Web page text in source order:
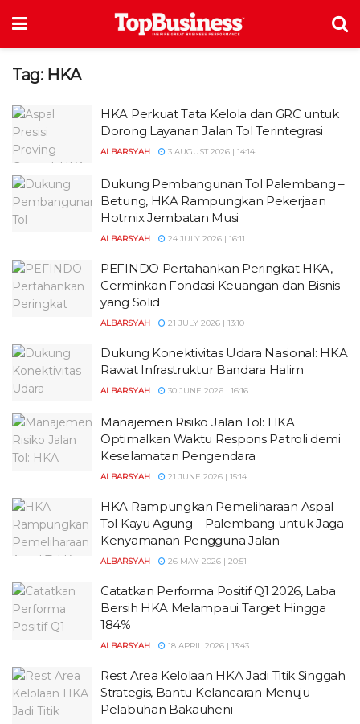
Tag: HKA
HKA Perkuat Tata Kelola dan GRC untuk
Dorong Layanan Jalan Tol Terintegrasi
ALBARSYAH 3 AUGUST 2026 | 14:14
Dukung Pembangunan Tol Palembang –
Betung, HKA Rampungkan Pekerjaan
Hotmix Jembatan Musi
ALBARSYAH 24 JULY 2026 | 16:11
PEFINDO Pertahankan Peringkat HKA,
Cerminkan Fondasi Keuangan dan Bisnis
yang Solid
ALBARSYAH 21 JULY 2026 | 13:10
Dukung Konektivitas Udara Nasional: HKA
Rawat Infrastruktur Bandara Halim
ALBARSYAH 30 JUNE 2026 | 16:16
Manajemen Risiko Jalan Tol: HKA
Optimalkan Waktu Respons Patroli demi
Keselamatan Pengendara
ALBARSYAH 21 JUNE 2026 | 15:14
HKA Rampungkan Pemeliharaan Aspal
Tol Kayu Agung – Palembang untuk Jaga
Kenyamanan Pengguna Jalan
ALBARSYAH 26 MAY 2026 | 20:51
Catatkan Performa Positif Q1 2026, Laba
Bersih HKA Melampaui Target Hingga
184%
ALBARSYAH 18 APRIL 2026 | 13:43
Rest Area Kelolaan HKA Jadi Titik Singgah
Strategis, Bantu Kelancaran Menuju
Pelabuhan Bakauheni